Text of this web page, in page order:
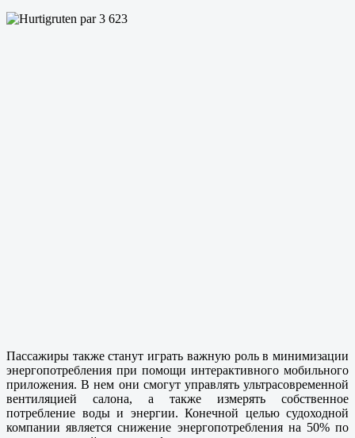
Пассажиры также станут играть важную роль в минимизации
энергопотребления при помощи интерактивного мобильного
приложения. В нем они смогут управлять ультрасовременной
вентиляцией салона, а также измерять собственное
потребление воды и энергии. Конечной целью судоходной
компании является снижение энергопотребления на 50% по